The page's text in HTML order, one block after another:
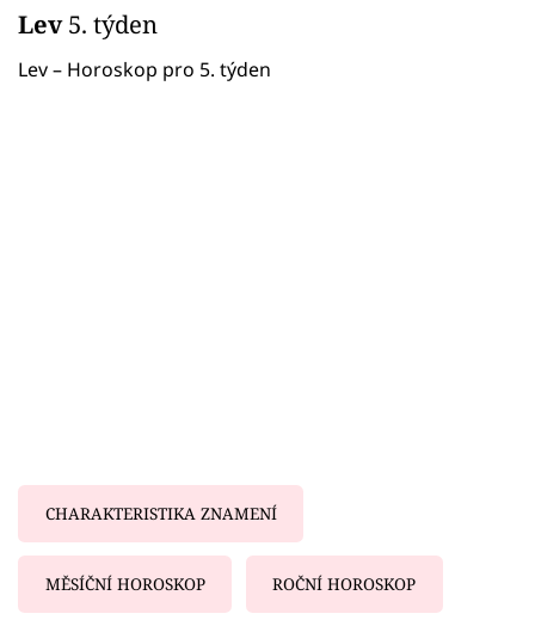
Seriály
Sledujte nás
Lev5. týden
Lev – Horoskop pro 5. týden
CHARAKTERISTIKA ZNAMENÍ
MĚSÍČNÍ HOROSKOP ROČNÍ HOROSKOP